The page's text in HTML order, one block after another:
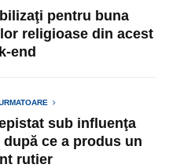
pentru buna
religioase din acest
end
sub influenţa
ce a produs un
rutier